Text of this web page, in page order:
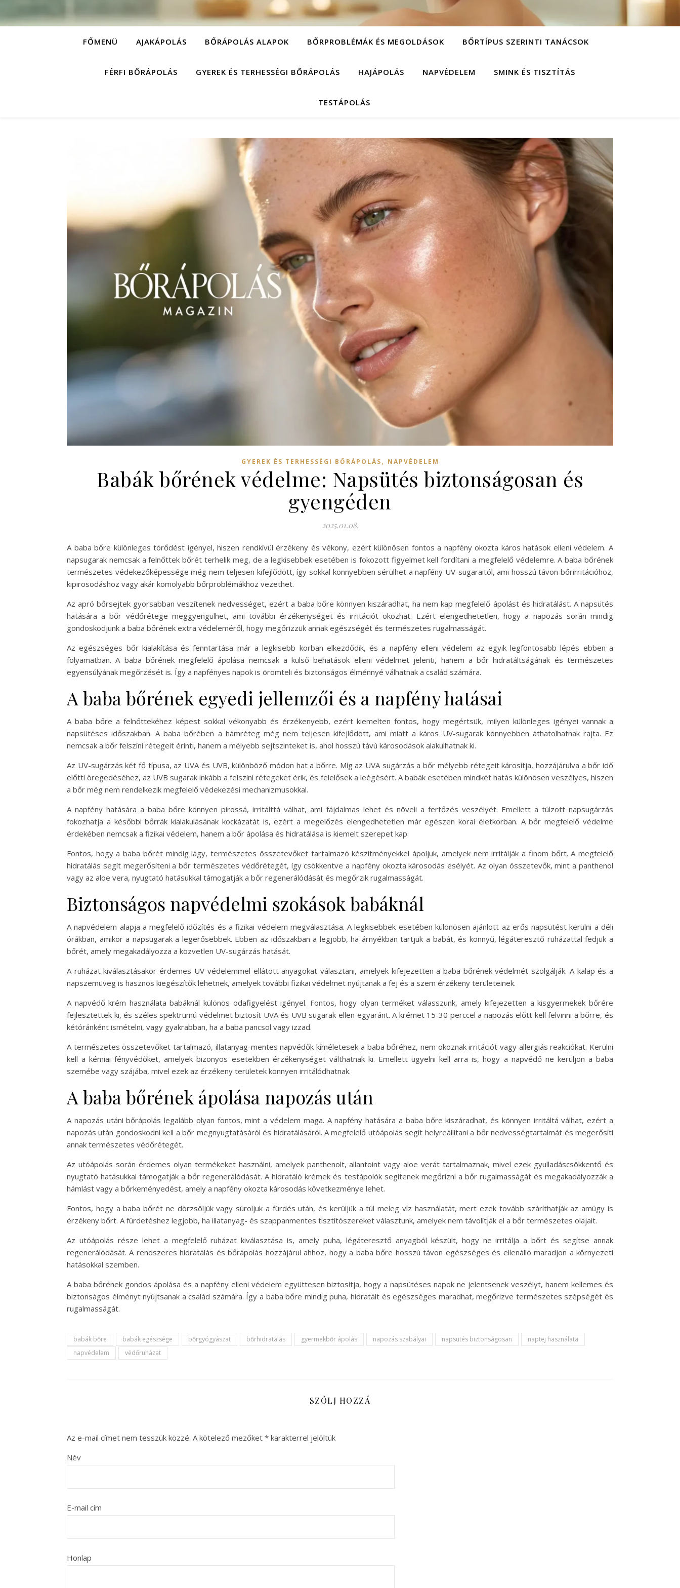
FŐMENÜ AJAKÁPOLÁS BŐRÁPOLÁS ALAPOK BŐRPROBLÉMÁK ÉS MEGOLDÁSOK BŐRTÍPUS SZERINTI TANÁCSOK
FÉRFI BŐRÁPOLÁS GYEREK ÉS TERHESSÉGI BŐRÁPOLÁS HAJÁPOLÁS NAPVÉDELEM SMINK ÉS TISZTÍTÁS
TESTÁPOLÁS
GYEREK ÉS TERHESSÉGI BŐRÁPOLÁS, NAPVÉDELEM
Babák bőrének védelme: Napsütés biztonságosan és
gyengéden
2025.01.08.
A baba bőre különleges törődést igényel, hiszen rendkívül érzékeny és vékony, ezért különösen fontos a napfény okozta káros hatások elleni védelem. A
napsugarak nemcsak a felnőttek bőrét terhelik meg, de a legkisebbek esetében is fokozott figyelmet kell fordítani a megfelelő védelemre. A baba bőrének
természetes védekezőképessége még nem teljesen kifejlődött, így sokkal könnyebben sérülhet a napfény UV-sugaraitól, ami hosszú távon bőrirritációhoz,
kipirosodáshoz vagy akár komolyabb bőrproblémákhoz vezethet.
Az apró bőrsejtek gyorsabban veszítenek nedvességet, ezért a baba bőre könnyen kiszáradhat, ha nem kap megfelelő ápolást és hidratálást. A napsütés
hatására a bőr védőrétege meggyengülhet, ami további érzékenységet és irritációt okozhat. Ezért elengedhetetlen, hogy a napozás során mindig
gondoskodjunk a baba bőrének extra védeleméről, hogy megőrizzük annak egészségét és természetes rugalmasságát.
Az egészséges bőr kialakítása és fenntartása már a legkisebb korban elkezdődik, és a napfény elleni védelem az egyik legfontosabb lépés ebben a
folyamatban. A baba bőrének megfelelő ápolása nemcsak a külső behatások elleni védelmet jelenti, hanem a bőr hidratáltságának és természetes
egyensúlyának megőrzését is. Így a napfényes napok is örömteli és biztonságos élménnyé válhatnak a család számára.
A baba bőrének egyedi jellemzői és a napfény hatásai
A baba bőre a felnőttekéhez képest sokkal vékonyabb és érzékenyebb, ezért kiemelten fontos, hogy megértsük, milyen különleges igényei vannak a
napsütéses időszakban. A baba bőrében a hámréteg még nem teljesen kifejlődött, ami miatt a káros UV-sugarak könnyebben áthatolhatnak rajta. Ez
nemcsak a bőr felszíni rétegeit érinti, hanem a mélyebb sejtszinteket is, ahol hosszú távú károsodások alakulhatnak ki.
Az UV-sugárzás két fő típusa, az UVA és UVB, különböző módon hat a bőrre. Míg az UVA sugárzás a bőr mélyebb rétegeit károsítja, hozzájárulva a bőr idő
előtti öregedéséhez, az UVB sugarak inkább a felszíni rétegeket érik, és felelősek a leégésért. A babák esetében mindkét hatás különösen veszélyes, hiszen
a bőr még nem rendelkezik megfelelő védekezési mechanizmusokkal.
A napfény hatására a baba bőre könnyen pirossá, irritálttá válhat, ami fájdalmas lehet és növeli a fertőzés veszélyét. Emellett a túlzott napsugárzás
fokozhatja a későbbi bőrrák kialakulásának kockázatát is, ezért a megelőzés elengedhetetlen már egészen korai életkorban. A bőr megfelelő védelme
érdekében nemcsak a fizikai védelem, hanem a bőr ápolása és hidratálása is kiemelt szerepet kap.
Fontos, hogy a baba bőrét mindig lágy, természetes összetevőket tartalmazó készítményekkel ápoljuk, amelyek nem irritálják a finom bőrt. A megfelelő
hidratálás segít megerősíteni a bőr természetes védőrétegét, így csökkentve a napfény okozta károsodás esélyét. Az olyan összetevők, mint a panthenol
vagy az aloe vera, nyugtató hatásukkal támogatják a bőr regenerálódását és megőrzik rugalmasságát.
Biztonságos napvédelmi szokások babáknál
A napvédelem alapja a megfelelő időzítés és a fizikai védelem megválasztása. A legkisebbek esetében különösen ajánlott az erős napsütést kerülni a déli
órákban, amikor a napsugarak a legerősebbek. Ebben az időszakban a legjobb, ha árnyékban tartjuk a babát, és könnyű, légáteresztő ruházattal fedjük a
bőrét, amely megakadályozza a közvetlen UV-sugárzás hatását.
A ruházat kiválasztásakor érdemes UV-védelemmel ellátott anyagokat választani, amelyek kifejezetten a baba bőrének védelmét szolgálják. A kalap és a
napszemüveg is hasznos kiegészítők lehetnek, amelyek további fizikai védelmet nyújtanak a fej és a szem érzékeny területeinek.
A napvédő krém használata babáknál különös odafigyelést igényel. Fontos, hogy olyan terméket válasszunk, amely kifejezetten a kisgyermekek bőrére
fejlesztettek ki, és széles spektrumú védelmet biztosít UVA és UVB sugarak ellen egyaránt. A krémet 15-30 perccel a napozás előtt kell felvinni a bőrre, és
kétóránként ismételni, vagy gyakrabban, ha a baba pancsol vagy izzad.
A természetes összetevőket tartalmazó, illatanyag-mentes napvédők kíméletesek a baba bőréhez, nem okoznak irritációt vagy allergiás reakciókat. Kerülni
kell a kémiai fényvédőket, amelyek bizonyos esetekben érzékenységet válthatnak ki. Emellett ügyelni kell arra is, hogy a napvédő ne kerüljön a baba
szemébe vagy szájába, mivel ezek az érzékeny területek könnyen irritálódhatnak.
A baba bőrének ápolása napozás után
A napozás utáni bőrápolás legalább olyan fontos, mint a védelem maga. A napfény hatására a baba bőre kiszáradhat, és könnyen irritáltá válhat, ezért a
napozás után gondoskodni kell a bőr megnyugtatásáról és hidratálásáról. A megfelelő utóápolás segít helyreállítani a bőr nedvességtartalmát és megerősíti
annak természetes védőrétegét.
Az utóápolás során érdemes olyan termékeket használni, amelyek panthenolt, allantoint vagy aloe verát tartalmaznak, mivel ezek gyulladáscsökkentő és
nyugtató hatásukkal támogatják a bőr regenerálódását. A hidratáló krémek és testápolók segítenek megőrizni a bőr rugalmasságát és megakadályozzák a
hámlást vagy a bőrkeményedést, amely a napfény okozta károsodás következménye lehet.
Fontos, hogy a baba bőrét ne dörzsöljük vagy súroljuk a fürdés után, és kerüljük a túl meleg víz használatát, mert ezek tovább száríthatják az amúgy is
érzékeny bőrt. A fürdetéshez legjobb, ha illatanyag- és szappanmentes tisztítószereket választunk, amelyek nem távolítják el a bőr természetes olajait.
Az utóápolás része lehet a megfelelő ruházat kiválasztása is, amely puha, légáteresztő anyagból készült, hogy ne irritálja a bőrt és segítse annak
regenerálódását. A rendszeres hidratálás és bőrápolás hozzájárul ahhoz, hogy a baba bőre hosszú távon egészséges és ellenálló maradjon a környezeti
hatásokkal szemben.
A baba bőrének gondos ápolása és a napfény elleni védelem együttesen biztosítja, hogy a napsütéses napok ne jelentsenek veszélyt, hanem kellemes és
biztonságos élményt nyújtsanak a család számára. Így a baba bőre mindig puha, hidratált és egészséges maradhat, megőrizve természetes szépségét és
rugalmasságát.
babák bőre babák egészsége bőrgyógyászat bőrhidratálás gyermekbőr ápolás napozás szabályai napsütés biztonságosan
naptej használata
napvédelem
védőruházat
SZÓLJ HOZZÁ
Az e-mail címet nem tesszük közzé. A kötelező mezőket * karakterrel jelöltük
Név
E-mail cím
Honlap